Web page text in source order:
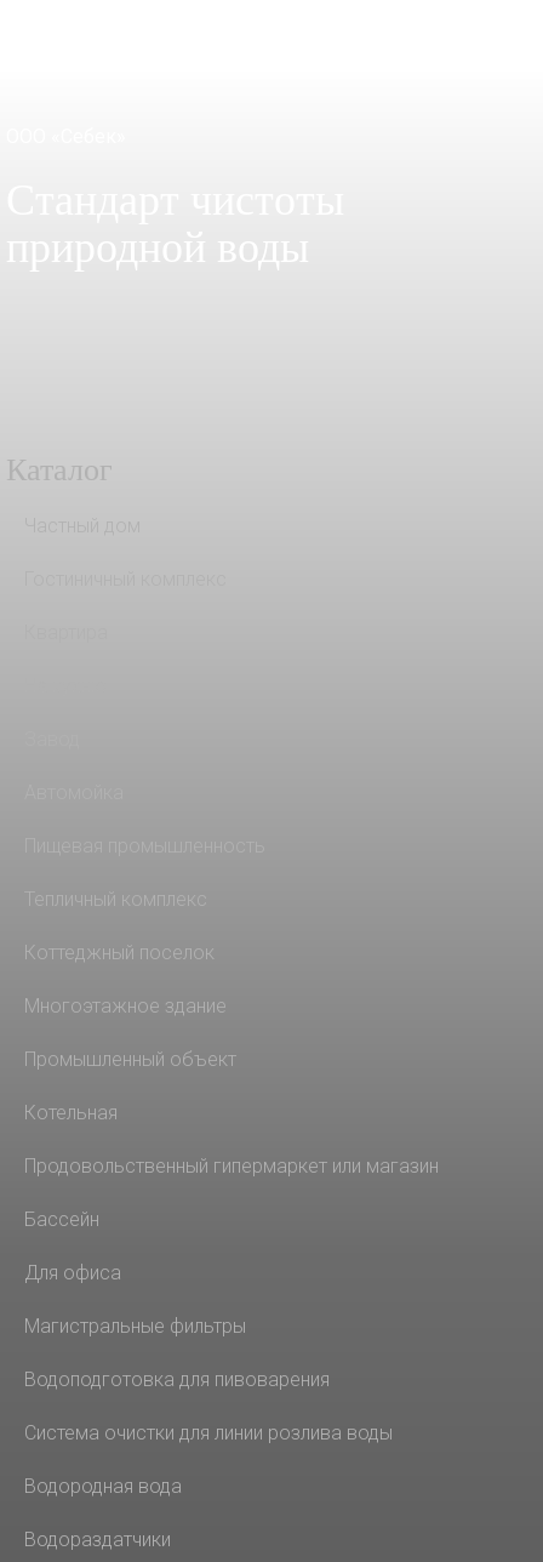
природной воды
Каталог
Тепличный комплекс
Коттеджный поселок
Многоэтажное здание
Промышленный объект
Котельная
Продовольственный гипермаркет или магазин
Бассейн
Для офиса
Магистральные фильтры
Водоподготовка для пивоварения
Система очистки для линии розлива воды
Водородная вода
Водораздатчики